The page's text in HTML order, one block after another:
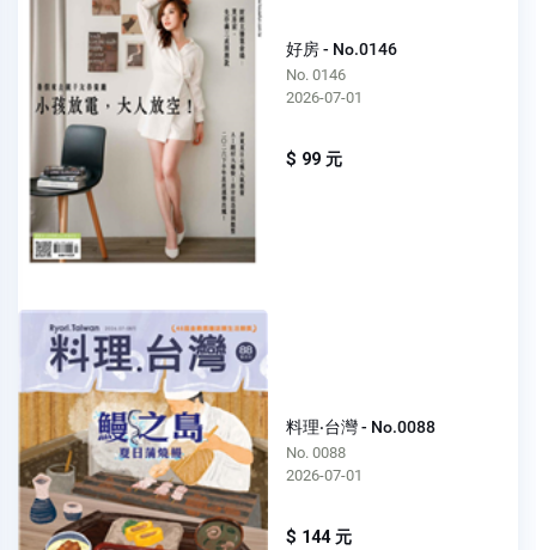
好房 - No.0146
No. 0146
2026-07-01
$ 99 元
料理‧台灣 - No.0088
No. 0088
2026-07-01
$ 144 元